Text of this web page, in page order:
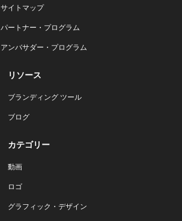
サイトマップ
パートナー・プログラム
アンバサダー・プログラム
リソース
ブランディング ツール
ブログ
カテゴリー
動画
ロゴ
グラフィック・デザイン